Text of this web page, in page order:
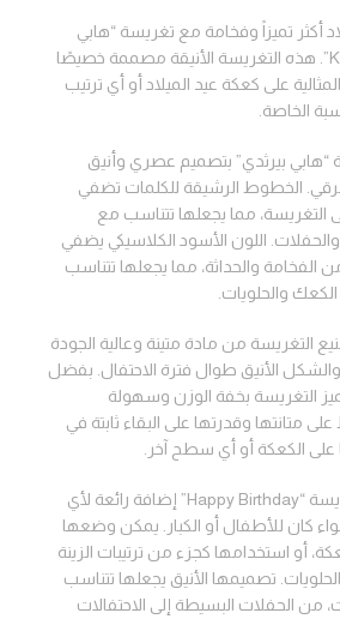
أكثر تميزاً وفخامة مع تغريسة “هابي
بيرثدي” من متجر “Klue”. هذه التغريسة الأنيقة مصممة خصيصًا
على كعكة عيد الميلاد أو أي ترتيب
الخاصة.
“هابي بيرثدي” بتصميم عصري وأنيق
الخطوط الرشيقة للكلمات تضفي
التغريسة، مما يجعلها تتناسب مع
اللون الأسود الكلاسيكي يضفي
الفخامة والحداثة، مما يجعلها تتناسب
والحلويات.
التغريسة من مادة متينة وعالية الجودة
الأنيق طوال فترة الاحتفال. بفضل
التغريسة بخفة الوزن وسهولة
متانتها وقدرتها على البقاء ثابتة في
الكعكة أو أي سطح آخر.
تعد تغريسة “Happy Birthday” إضافة رائعة لأي
كان للأطفال أو الكبار. يمكن وضعها
أو استخدامها كجزء من ترتيبات الزينة
تصميمها الأنيق يجعلها تتناسب
من الحفلات البسيطة إلى الاحتفالات